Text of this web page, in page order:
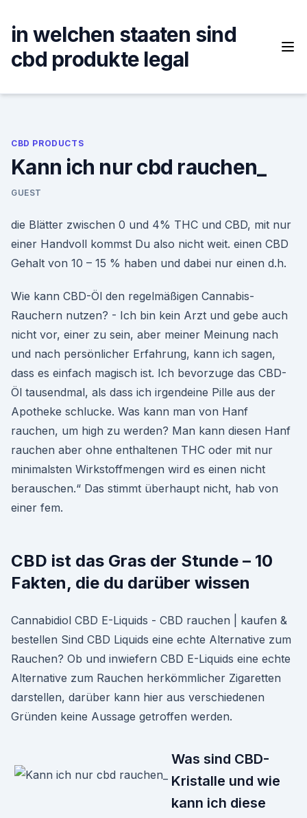
content
in welchen staaten sind
cbd produkte legal
CBD PRODUCTS
Kann ich nur cbd rauchen_
GUEST
die Blätter zwischen 0 und 4% THC und CBD, mit nur
einer Handvoll kommst Du also nicht weit. einen CBD
Gehalt von 10 – 15 % haben und dabei nur einen d.h.
Wie kann CBD-Öl den regelmäßigen Cannabis-
Rauchern nutzen? - Ich bin kein Arzt und gebe auch
nicht vor, einer zu sein, aber meiner Meinung nach
und nach persönlicher Erfahrung, kann ich sagen,
dass es einfach magisch ist. Ich bevorzuge das CBD-
Öl tausendmal, als dass ich irgendeine Pille aus der
Apotheke schlucke. Was kann man von Hanf
rauchen, um high zu werden? Man kann diesen Hanf
rauchen aber ohne enthaltenen THC oder mit nur
minimalsten Wirkstoffmengen wird es einen nicht
berauschen.“ Das stimmt überhaupt nicht, hab von
einer fem.
CBD ist das Gras der Stunde – 10
Fakten, die du darüber wissen
Cannabidiol CBD E-Liquids - CBD rauchen | kaufen &
bestellen Sind CBD Liquids eine echte Alternative zum
Rauchen? Ob und inwiefern CBD E-Liquids eine echte
Alternative zum Rauchen herkömmlicher Zigaretten
darstellen, darüber kann hier aus verschiedenen
Gründen keine Aussage getroffen werden.
Was sind CBD-
Kristalle und wie
kann ich diese